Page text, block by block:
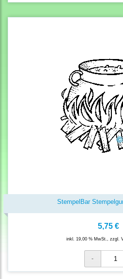
StempelBar
5,75 €
inkl. 19,00 % MwSt., zzgl.